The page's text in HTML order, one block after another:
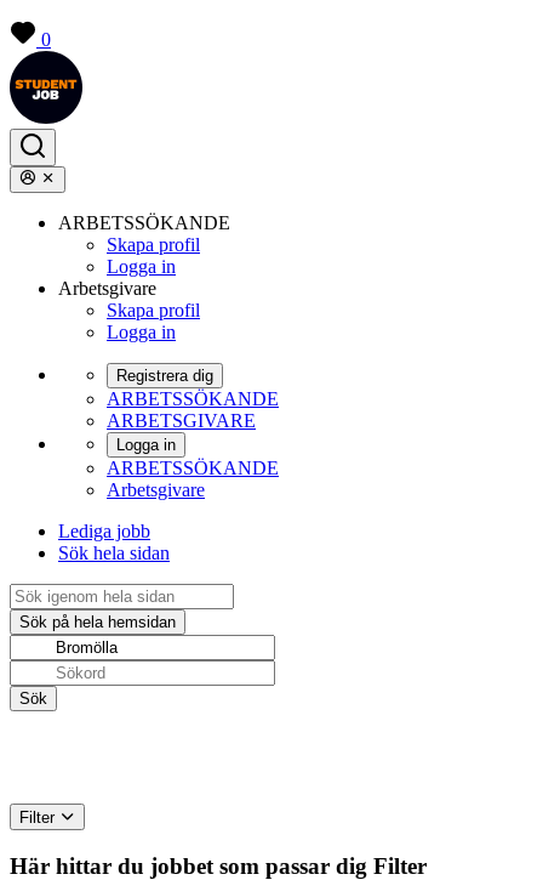
0
ARBETSSÖKANDE
Skapa profil
Logga in
Arbetsgivare
Skapa profil
Logga in
Registrera dig
ARBETSSÖKANDE
ARBETSGIVARE
Logga in
ARBETSSÖKANDE
Arbetsgivare
Lediga jobb
Sök hela sidan
Filter
Här hittar du jobbet som passar dig Filter